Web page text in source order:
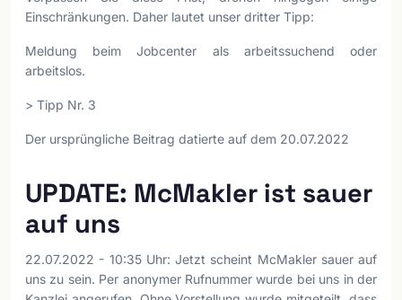
Einschränkungen. Daher lautet unser dritter Tipp:
Meldung beim Jobcenter als arbeitssuchend oder
arbeitslos.
> Tipp Nr. 3
Der ursprüngliche Beitrag datierte auf dem 20.07.2022
UPDATE: McMakler ist sauer
auf uns
22.07.2022 - 10:35 Uhr: Jetzt scheint McMakler sauer auf
uns zu sein. Per anonymer Rufnummer wurde bei uns in der